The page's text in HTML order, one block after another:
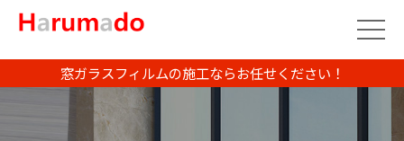
窓ガラスフィルムの施工ならお任せください！